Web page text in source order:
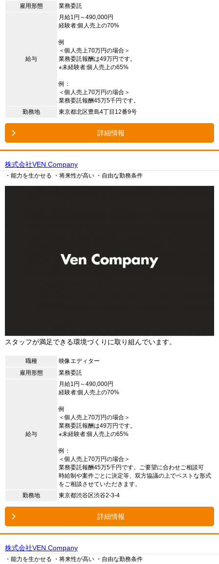
雇用形態 業務委託
給与
月給1円～490,000円
経験者:個人売上の70%
例
＜個人売上70万円の場合＞
業務委託報酬は49万円です。
※未経験者:個人売上の65%
例：
＜個人売上70万円の場合＞
業務委託報酬45万5千円です。
勤務地
東京都北区豊島4丁目12番9号
詳細情報
株式会社VEN.Company
・能力を生かせる ・将来性が高い ・自由な勤務条件
スタッフが満足できる環境づくりに取り組んでいます。
職種
映像エディター
雇用形態
業務委託
給与
月給1円～490,000円
経験者:個人売上の70%
例
＜個人売上70万円の場合＞
業務委託報酬は49万円です。
※未経験者:個人売上の65%
例：
＜個人売上70万円の場合＞
業務委託報酬45万5千円です。ご要望に合わせご相談可
時給制や案件ごとに決定等、双方協議の上でベストな形式
をご相談させていただきます。
勤務地
東京都渋谷区渋谷2-3-4
詳細情報
株式会社VEN.Company
・能力を生かせる ・将来性が高い ・自由な勤務条件